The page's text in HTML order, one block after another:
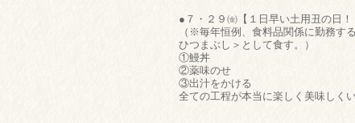
●７・２９㈮【１日早い土用丑の日！
（※毎年恒例、食料品関係に勤務す
ひつまぶし＞として食す。）
①鰻丼
②薬味のせ
③出汁をかける
全ての工程が本当に楽しく美味しく